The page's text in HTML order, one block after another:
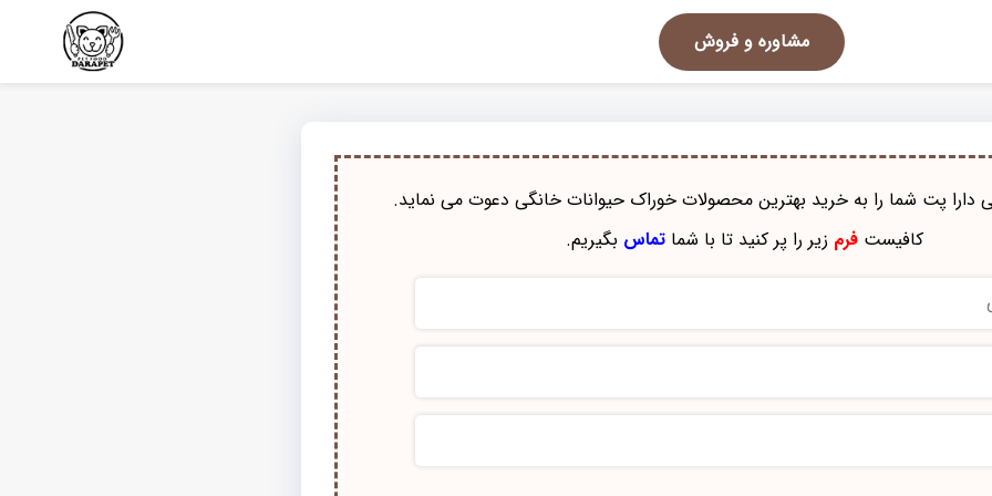
مشاوره و فروش
دارا پت شما را به خرید بهترین محصولات خوراک حيوانات خانگی دعوت می نماید.
کافیستفرم زیر را پر کنید تا با شماتماس بگیریم.